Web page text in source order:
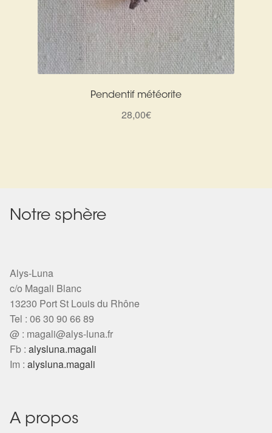
Pendentif météorite
28,00€
Notre sphère
Alys-Luna
c/o Magali Blanc
13230 Port St Louis du Rhône
Tel : 06 30 90 66 89
@ : magali@alys-luna.fr
Fb : alysluna.magali
Im : alysluna.magali
A propos